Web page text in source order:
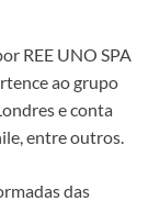
REE UNO SPA
ao grupo
e conta
entre outros.
das